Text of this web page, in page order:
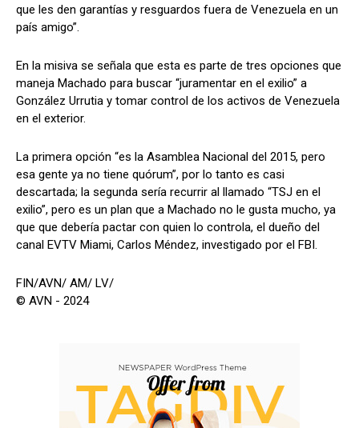
que les den garantías y resguardos fuera de Venezuela en un
país amigo”.
En la misiva se señala que esta es parte de tres opciones que
maneja Machado para buscar “juramentar en el exilio” a
González Urrutia y tomar control de los activos de Venezuela
en el exterior.
La primera opción “es la Asamblea Nacional del 2015, pero
esa gente ya no tiene quórum”, por lo tanto es casi
descartada; la segunda sería recurrir al llamado “TSJ en el
exilio”, pero es un plan que a Machado no le gusta mucho, ya
que que debería pactar con quien lo controla, el dueño del
canal EVTV Miami, Carlos Méndez, investigado por el FBI.
FIN/AVN/ AM/ LV/
© AVN - 2024